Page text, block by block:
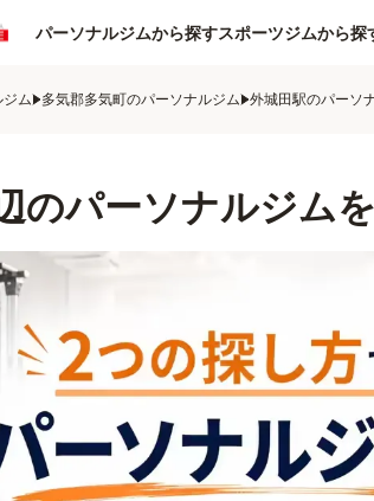
パーソナルジムから探すスポーツジムから探
ム 多気郡多気町のパーソナルジム 外城田駅のパーソ
のパーソナルジム